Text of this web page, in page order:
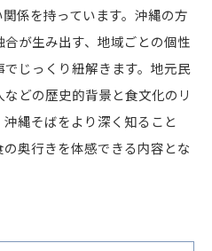
係を持っています。沖縄の方
が生み出す、地域ごとの個性
じっくり紐解きます。地元民
どの歴史的背景と食文化のリ
縄そばをより深く知ること
奥行きを体感できる内容とな